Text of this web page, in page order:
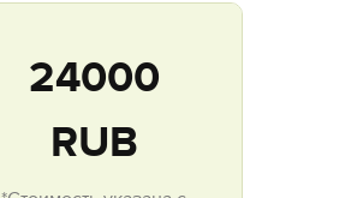
24000
RUB